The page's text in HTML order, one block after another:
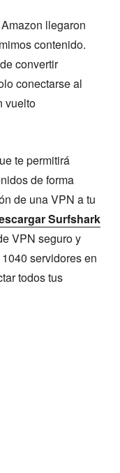
llegaron
contenido.
convertir
conectarse al
vuelto
te permitirá
de forma
de una VPN a tu
Surfshark
VPN seguro y
servidores en
todos tus